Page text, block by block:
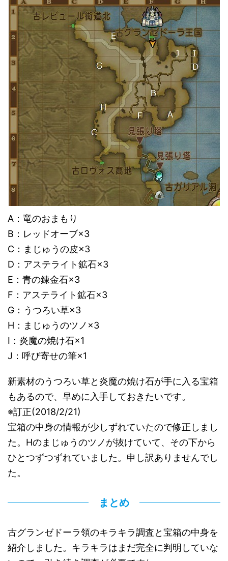
A：竜のおまもり
B：レッドオーブ×3
C：まじゅうの皮×3
D：アステライト鉱石×3
E：青の錬金石×3
F：アステライト鉱石×3
G：うつろい草×3
H：まじゅうのツノ×3
I：炎魔の焼け石×1
J：呼び寄せの筆×1
新素材のうつろい草と炎魔の焼け石が手に入る宝箱
もあるので、早めに入手しておきたいです。
※訂正(2018/2/21)
宝箱の中身の情報が少しずれていたので修正しまし
た。Hのまじゅうのツノが抜けていて、その下から
ひとつずつずれていました。申し訳ありませんでし
た。
まとめ
古グランゼドーラ領のキラキラ調査と宝箱の中身を
紹介しました。キラキラはまだ完全に判明していな